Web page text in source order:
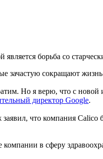
борьба со
зачастую сокращают
Но я верю, что с
директор Google.
что компания Calico
в сферу